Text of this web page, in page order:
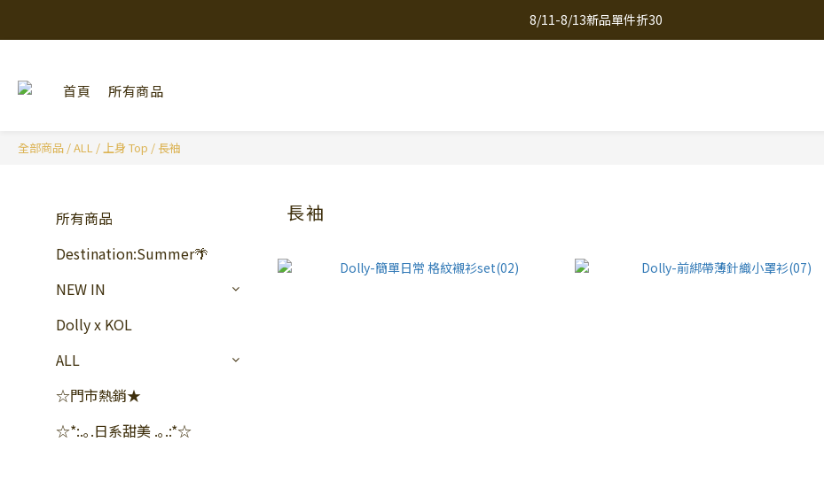
全館滿千免運
8/11-8/13新品單件折30
首頁 所有商品
全部商品 /ALL /上身 Top / 長袖
所有商品
Destination:Summer🌴
NEW IN
Dolly x KOL
ALL
☆門市熱銷★
☆*:.｡.日系甜美 .｡.:*☆
長袖